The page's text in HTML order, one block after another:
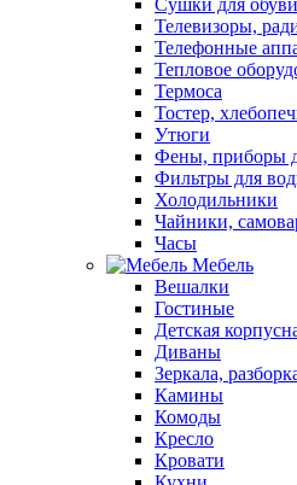
Сушки для обуви
Телевизоры,
Телефонные
Тепловое
Термоса
Тостер,
Утюги
Фены, приборы
Фильтры для
Холодильники
Чайники,
Часы
Мебель
Вешалки
Гостиные
Детская
Диваны
Зеркала,
Камины
Комоды
Кресло
Кровати